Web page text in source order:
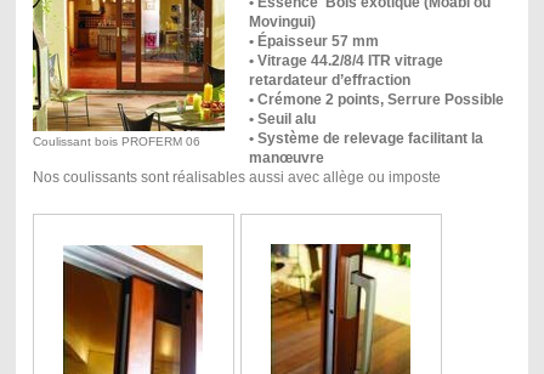
Coulissant bois PROFERM 06
Movingui)
• Épaisseur 57 mm
• Vitrage 44.2/8/4 ITR vitrage
retardateur d’effraction
• Crémone 2 points, Serrure Possible
• Seuil alu
• Système de relevage facilitant la
manœuvre
Nos coulissants sont réalisables aussi avec allège ou imposte